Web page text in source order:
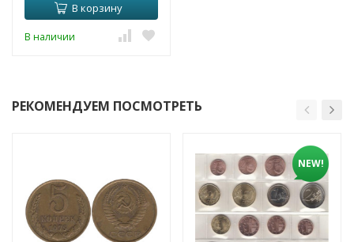
В корзину
В наличии
РЕКОМЕНДУЕМ ПОСМОТРЕТЬ
NEW!